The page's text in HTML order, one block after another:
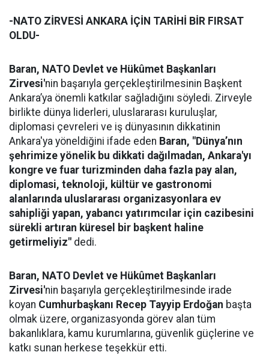
-NATO ZİRVESİ ANKARA İÇİN TARİHİ BİR FIRSAT
OLDU-
Baran, NATO Devlet ve Hükûmet Başkanları
Zirvesi'nin başarıyla gerçekleştirilmesinin Başkent
Ankara’ya önemli katkılar sağladığını söyledi. Zirveyle
birlikte dünya liderleri, uluslararası kuruluşlar,
diplomasi çevreleri ve iş dünyasının dikkatinin
Ankara'ya yöneldiğini ifade eden Baran, "Dünya’nın
şehrimize yönelik bu dikkati dağılmadan, Ankara'yı
kongre ve fuar turizminden daha fazla pay alan,
diplomasi, teknoloji, kültür ve gastronomi
alanlarında uluslararası organizasyonlara ev
sahipliği yapan, yabancı yatırımcılar için cazibesini
sürekli artıran küresel bir başkent haline
getirmeliyiz" dedi.
Baran, NATO Devlet ve Hükûmet Başkanları
Zirvesi'nin başarıyla gerçekleştirilmesinde irade
koyan Cumhurbaşkanı Recep Tayyip Erdoğan başta
olmak üzere, organizasyonda görev alan tüm
bakanlıklara, kamu kurumlarına, güvenlik güçlerine ve
katkı sunan herkese teşekkür etti.